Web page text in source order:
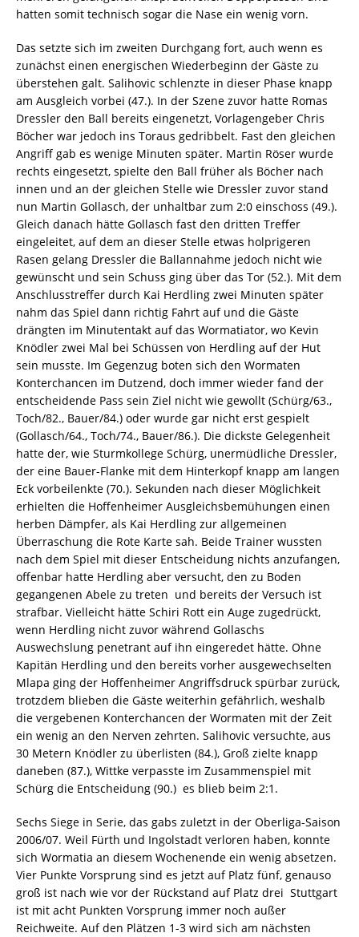
hatten somit technisch sogar die Nase ein wenig vorn.
Das setzte sich im zweiten Durchgang fort, auch wenn es
zunächst einen energischen Wiederbeginn der Gäste zu
überstehen galt. Salihovic schlenzte in dieser Phase knapp
am Ausgleich vorbei (47.). In der Szene zuvor hatte Romas
Dressler den Ball bereits eingenetzt, Vorlagengeber Chris
Böcher war jedoch ins Toraus gedribbelt. Fast den gleichen
Angriff gab es wenige Minuten später. Martin Röser wurde
rechts eingesetzt, spielte den Ball früher als Böcher nach
innen und an der gleichen Stelle wie Dressler zuvor stand
nun Martin Gollasch, der unhaltbar zum 2:0 einschoss (49.).
Gleich danach hätte Gollasch fast den dritten Treffer
eingeleitet, auf dem an dieser Stelle etwas holprigeren
Rasen gelang Dressler die Ballannahme jedoch nicht wie
gewünscht und sein Schuss ging über das Tor (52.). Mit dem
Anschlusstreffer durch Kai Herdling zwei Minuten später
nahm das Spiel dann richtig Fahrt auf und die Gäste
drängten im Minutentakt auf das Wormatiator, wo Kevin
Knödler zwei Mal bei Schüssen von Herdling auf der Hut
sein musste. Im Gegenzug boten sich den Wormaten
Konterchancen im Dutzend, doch immer wieder fand der
entscheidende Pass sein Ziel nicht wie gewollt (Schürg/63.,
Toch/82., Bauer/84.) oder wurde gar nicht erst gespielt
(Gollasch/64., Toch/74., Bauer/86.). Die dickste Gelegenheit
hatte der, wie Sturmkollege Schürg, unermüdliche Dressler,
der eine Bauer-Flanke mit dem Hinterkopf knapp am langen
Eck vorbeilenkte (70.). Sekunden nach dieser Möglichkeit
erhielten die Hoffenheimer Ausgleichsbemühungen einen
herben Dämpfer, als Kai Herdling zur allgemeinen
Überraschung die Rote Karte sah. Beide Trainer wussten
nach dem Spiel mit dieser Entscheidung nichts anzufangen,
offenbar hatte Herdling aber versucht, den zu Boden
gegangenen Abele zu treten  und bereits der Versuch ist
strafbar. Vielleicht hätte Schiri Rott ein Auge zugedrückt,
wenn Herdling nicht zuvor während Gollaschs
Auswechslung penetrant auf ihn eingeredet hätte. Ohne
Kapitän Herdling und den bereits vorher ausgewechselten
Mlapa ging der Hoffenheimer Angriffsdruck spürbar zurück,
trotzdem blieben die Gäste weiterhin gefährlich, weshalb
die vergebenen Konterchancen der Wormaten mit der Zeit
ein wenig an den Nerven zehrten. Salihovic versuchte, aus
30 Metern Knödler zu überlisten (84.), Groß zielte knapp
daneben (87.), Wittke verpasste im Zusammenspiel mit
Schürg die Entscheidung (90.)  es blieb beim 2:1.
Sechs Siege in Serie, das gabs zuletzt in der Oberliga-Saison
2006/07. Weil Fürth und Ingolstadt verloren haben, konnte
sich Wormatia an diesem Wochenende ein wenig absetzen.
Vier Punkte Vorsprung sind es jetzt auf Platz fünf, genauso
groß ist nach wie vor der Rückstand auf Platz drei  Stuttgart
ist mit acht Punkten Vorsprung immer noch außer
Reichweite. Auf den Plätzen 1-3 wird sich am nächsten